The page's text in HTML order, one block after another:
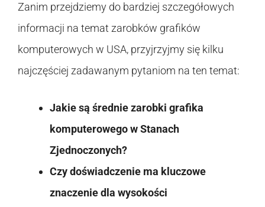
Zanim przejdziemy do bardziej szczegółowych
informacji na temat zarobków grafików
komputerowych w USA, przyjrzyjmy się kilku
najczęściej zadawanym pytaniom na ten temat:
Jakie są średnie zarobki grafika
komputerowego w Stanach
Zjednoczonych?
Czy doświadczenie ma kluczowe
znaczenie dla wysokości